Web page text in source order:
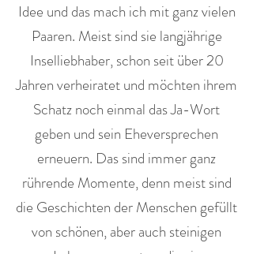
Idee und das mach ich mit ganz vielen
Paaren. Meist sind sie langjährige
Inselliebhaber, schon seit über 20
Jahren verheiratet und möchten ihrem
Schatz noch einmal das Ja-Wort
geben und sein Eheversprechen
erneuern. Das sind immer ganz
rührende Momente, denn meist sind
die Geschichten der Menschen gefüllt
von schönen, aber auch steinigen